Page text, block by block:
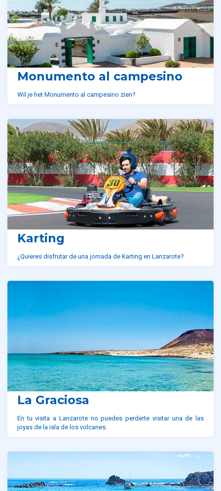
Monumento al campesino
Wil je het Monumento al campesino zien?
Karting
¿Quieres disfrutar de una jornada de Karting en Lanzarote?
La Graciosa
En tu visita a Lanzarote no puedes perderte visitar una de las
joyas de la isla de los volcanes.